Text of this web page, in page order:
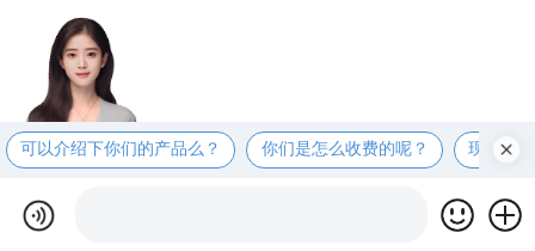
可以介绍下你们的产品么？ 你们是怎么收费的呢？ 现在有